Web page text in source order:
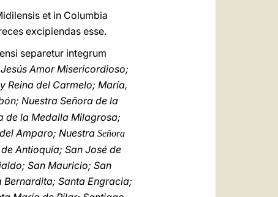
et in Columbia
excipiendas esse.
separetur integrum
Amor Misericordioso;
Reina del Carmelo; María,
Nuestra Señora de la
de la Medalla Milagrosa;
del Amparo; Nuestra Señora
Antioquía; San José de
San Mauricio; San
Bernardita; Santa Engracia;